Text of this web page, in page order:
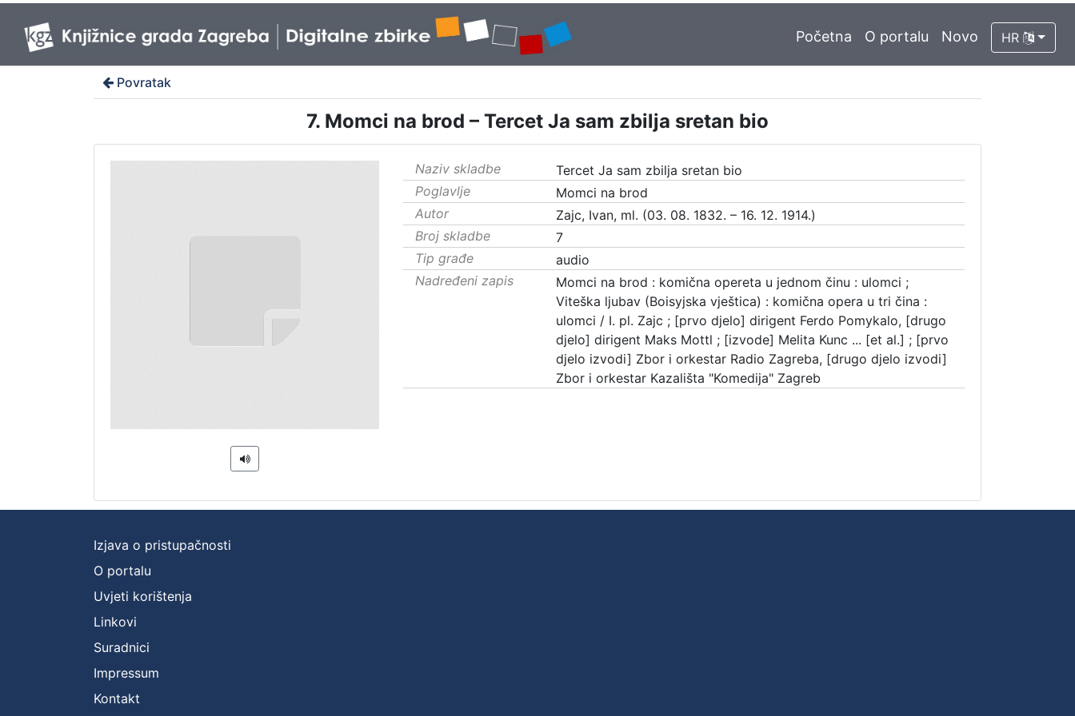
Početna O portalu Novo HR
Povratak
7. Momci na brod – Tercet Ja sam zbilja sretan bio
Naziv skladbe
Tercet Ja sam zbilja sretan bio
Poglavlje
Momci na brod
Autor
Zajc, Ivan, ml. (03. 08. 1832. – 16. 12. 1914.)
Broj skladbe
7
Tip građe
audio
Nadređeni zapis
Momci na brod : komična opereta u jednom činu : ulomci ;
Viteška ljubav (Boisyjska vještica) : komična opera u tri čina :
ulomci / I. pl. Zajc ; [prvo djelo] dirigent Ferdo Pomykalo, [drugo
djelo] dirigent Maks Mottl ; [izvode] Melita Kunc ... [et al.] ; [prvo
djelo izvodi] Zbor i orkestar Radio Zagreba, [drugo djelo izvodi]
Zbor i orkestar Kazališta "Komedija" Zagreb
Izjava o pristupačnosti
O portalu
Uvjeti korištenja
Linkovi
Suradnici
Impressum
Kontakt